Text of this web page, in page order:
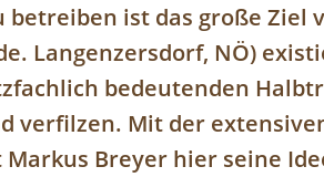
betreiben ist das große Ziel
Langenzersdorf, NÖ)
bedeutenden
verfilzen. Mit der
Breyer hier seine